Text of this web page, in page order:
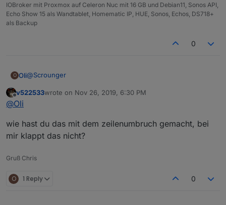
IOBroker mit Proxmox auf Celeron Nuc mit 16 GB und Debian11, Sonos API,
Echo Show 15 als Wandtablet, Homematic IP, HUE, Sonos, Echos, DS718+
als Backup
0
O Oli@Scrounger
konnte ich schon ein wenig Testen, sieht super aus,
ausblende wird alles korrekt Dargestellt.
Offline
v522533wrote on Nov 26, 2019, 6:30 PM
last edited by
@Oli
wie hast du das mit dem zeilenumbruch gemacht, bei
mir klappt das nicht?
Gruß Chris
O 1 Reply 0